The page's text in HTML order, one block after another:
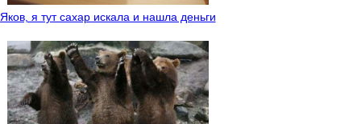
Яков, я тут сахар искала и нашла деньги